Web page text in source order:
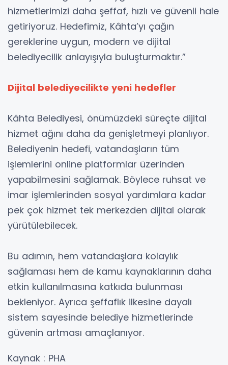
hizmetlerimizi daha şeffaf, hızlı ve güvenli hale
getiriyoruz. Hedefimiz, Kâhta’yı çağın
gereklerine uygun, modern ve dijital
belediyecilik anlayışıyla buluşturmaktır.”
Dijital belediyecilikte yeni hedefler
Kâhta Belediyesi, önümüzdeki süreçte dijital
hizmet ağını daha da genişletmeyi planlıyor.
Belediyenin hedefi, vatandaşların tüm
işlemlerini online platformlar üzerinden
yapabilmesini sağlamak. Böylece ruhsat ve
imar işlemlerinden sosyal yardımlara kadar
pek çok hizmet tek merkezden dijital olarak
yürütülebilecek.
Bu adımın, hem vatandaşlara kolaylık
sağlaması hem de kamu kaynaklarının daha
etkin kullanılmasına katkıda bulunması
bekleniyor. Ayrıca şeffaflık ilkesine dayalı
sistem sayesinde belediye hizmetlerinde
güvenin artması amaçlanıyor.
Kaynak : PHA